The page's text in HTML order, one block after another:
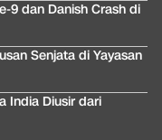
9 dan Danish Crash di
Senjata di Yayasan
India Diusir dari